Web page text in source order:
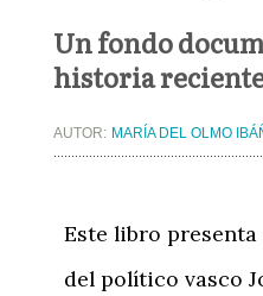
Un fondo
historia
AUTOR: MARÍA DEL OLMO
Este libro
del político vasco